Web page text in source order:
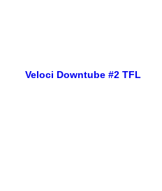
Veloci Downtube #2 TFL